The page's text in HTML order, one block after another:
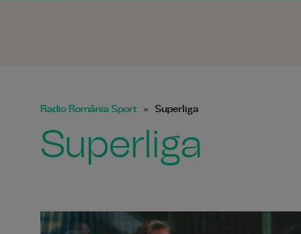
Radio România Sport Superliga
Superliga